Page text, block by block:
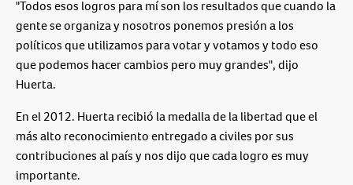
"Todos esos logros para mí son los resultados que cuando la
gente se organiza y nosotros ponemos presión a los
políticos que utilizamos para votar y votamos y todo eso
que podemos hacer cambios pero muy grandes", dijo
Huerta.
En el 2012. Huerta recibió la medalla de la libertad que el
más alto reconocimiento entregado a civiles por sus
contribuciones al país y nos dijo que cada logro es muy
importante.